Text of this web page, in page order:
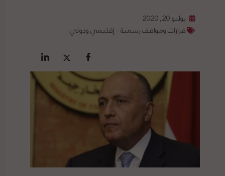
يوليو 20, 2020
قرارات ومواقف رسمية - إقليمي ودولي